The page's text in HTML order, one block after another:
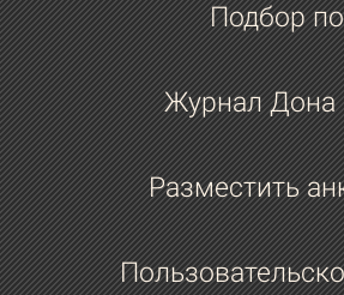
Подбор
Журнал
Разместить